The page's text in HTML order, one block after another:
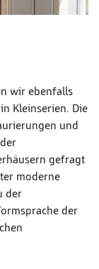
wir ebenfalls
Kleinserien. Die
und
gefragt
moderne
der
der